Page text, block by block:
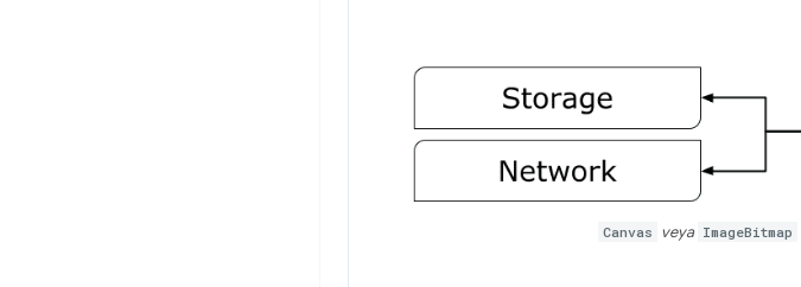
Canvas veya ImageBitmap